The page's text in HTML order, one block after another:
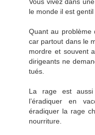
le monde il est gentil
Quant au problème
car partout dans le
mordre et souvent
dirigeants ne
tués.
La rage est
l’éradiquer en
éradiquer la rage
nourriture.